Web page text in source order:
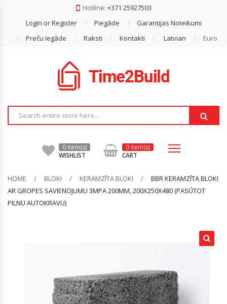
Dakstiņš
Bezazbesta Šīferis
Gāzbetona Bloki
Mūrjava / Bloku Līmes
Pārsedzes
Reģipsis
Profilu Stiprinājumi
Reģipša Profili
Stūri, Šinas, Vadula
Akmens Vate
Ekstrudētais Putuplasts
Fasādes Vate
Armatūra
Betonēšanas Piederumi (distanceri,
Vadulas U.c)
Durelis
Finiera Saplāksnis
Difūzijas Membrānas
Pretvēja Plēves
Savienošanas Lentas
Hotline: +371 25927503
Login or Register
Piegāde
Garantijas Noteikumi
Preču Iegāde
Raksti Kontakti Latvian Euro
0 item(s)
WISHLIST
0 item(s)
CART
HOME BLOKI KERAMZĪTA BLOKI
BBR KERAMZĪTA BLOKI
AR GROPES SAVIENOJUMU 3MPA 200MM, 200X250X480 (PASŪTOT
PILNU AUTOKRAVU)